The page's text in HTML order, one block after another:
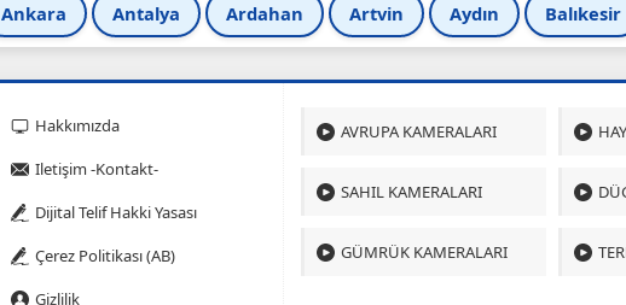
Ankara Antalya Ardahan Artvin Aydın Balıkesir
Hakkımızda
Iletişim -Kontakt-
Dijital Telif Hakki Yasası
Çerez Politikası (AB)
Gizlilik
AVRUPA KAMERALARI
SAHIL KAMERALARI
GÜMRÜK KAMERALARI